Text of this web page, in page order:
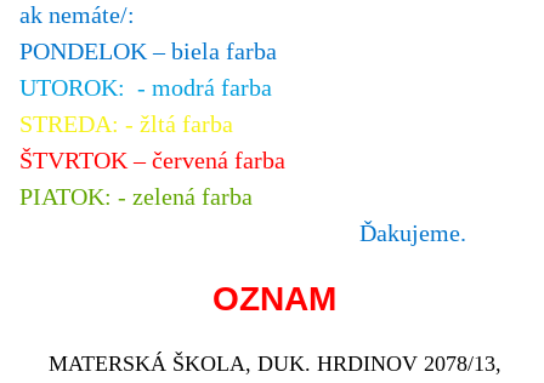
ak nemáte/:
PONDELOK – biela farba
UTOROK: - modrá farba
STREDA: - žltá farba
ŠTVRTOK – červená farba
PIATOK: - zelená farba
Ďakujeme.
OZNAM
MATERSKÁ ŠKOLA, DUK. HRDINOV 2078/13,